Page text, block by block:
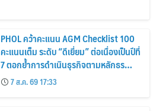
PHOL คว้าคะแนน AGM Checklist 100
คะแนนเต็ม ระดับ “ดีเยี่ยม” ต่อเนื่องเป็นปีที่
7 ตอกย้ำการดำเนินธุรกิจตามหลักธร
รมาภิบาล โปร่งใส สร้างความเชื่อมั่นผู้ถือ
หุ้น
7 ส.ค. 69 17:33